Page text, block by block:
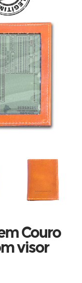
Couro
visor